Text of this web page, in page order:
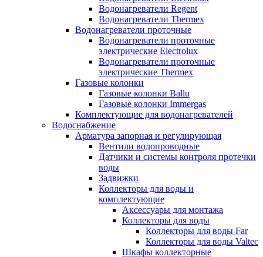
Водонагреватели Regent
Водонагреватели Thermex
Водонагреватели проточные
Водонагреватели проточные
электрические Electrolux
Водонагреватели проточные
электрические Thermex
Газовые колонки
Газовые колонки Ballu
Газовые колонки Immergas
Комплектующие для водонагревателей
Водоснабжение
Арматура запорная и регулирующая
Вентили водопроводные
Датчики и системы контроля протечки
воды
Задвижки
Коллекторы для воды и
комплектующие
Аксессуары для монтажа
Коллекторы для воды
Коллекторы для воды Far
Коллекторы для воды Valtec
Шкафы коллекторные